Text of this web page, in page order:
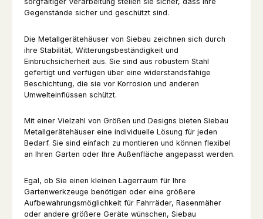
Gegenstände sicher und geschützt sind.
Die Metallgerätehäuser von Siebau zeichnen sich durch
ihre Stabilität, Witterungsbeständigkeit und
Einbruchsicherheit aus. Sie sind aus robustem Stahl
gefertigt und verfügen über eine widerstandsfähige
Beschichtung, die sie vor Korrosion und anderen
Umwelteinflüssen schützt.
Mit einer Vielzahl von Größen und Designs bieten Siebau
Metallgerätehäuser eine individuelle Lösung für jeden
Bedarf. Sie sind einfach zu montieren und können flexibel
an Ihren Garten oder Ihre Außenfläche angepasst werden.
Egal, ob Sie einen kleinen Lagerraum für Ihre
Gartenwerkzeuge benötigen oder eine größere
Aufbewahrungsmöglichkeit für Fahrräder, Rasenmäher
oder andere größere Geräte wünschen, Siebau